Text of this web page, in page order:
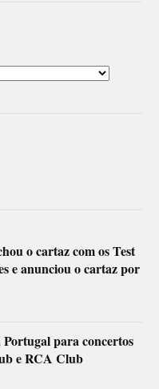
o cartaz com os Test
e anunciou o cartaz por
para concertos
e RCA Club